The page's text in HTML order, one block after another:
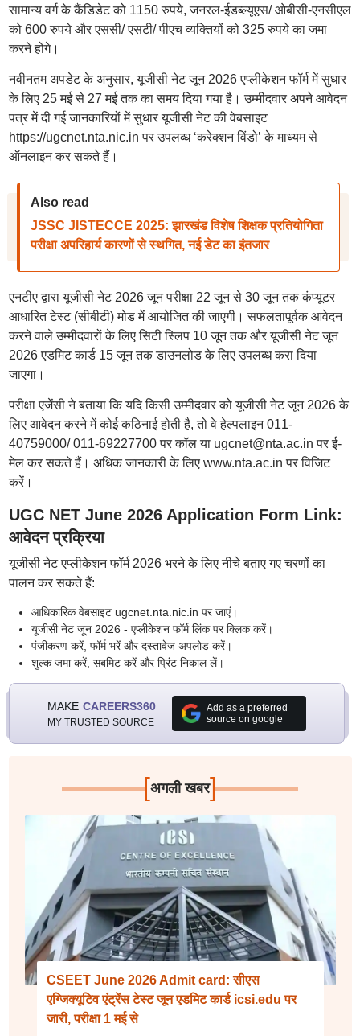
सामान्य वर्ग के कैंडिडेट को 1150 रुपये, जनरल-ईडब्ल्यूएस/ ओबीसी-एनसीएल
को 600 रुपये और एससी/ एसटी/ पीएच व्यक्तियों को 325 रुपये का जमा
करने होंगे।
नवीनतम अपडेट के अनुसार, यूजीसी नेट जून 2026 एप्लीकेशन फॉर्म में सुधार
के लिए 25 मई से 27 मई तक का समय दिया गया है। उम्मीदवार अपने आवेदन
पत्र में दी गई जानकारियों में सुधार यूजीसी नेट की वेबसाइट
https://ugcnet.nta.nic.in पर उपलब्ध ‘करेक्शन विंडो’ के माध्यम से
ऑनलाइन कर सकते हैं।
Also read
JSSC JISTECCE 2025: झारखंड विशेष शिक्षक प्रतियोगिता
परीक्षा अपरिहार्य कारणों से स्थगित, नई डेट का इंतजार
एनटीए द्वारा यूजीसी नेट 2026 जून परीक्षा 22 जून से 30 जून तक कंप्यूटर
आधारित टेस्ट (सीबीटी) मोड में आयोजित की जाएगी। सफलतापूर्वक आवेदन
करने वाले उम्मीदवारों के लिए सिटी स्लिप 10 जून तक और यूजीसी नेट जून
2026 एडमिट कार्ड 15 जून तक डाउनलोड के लिए उपलब्ध करा दिया
जाएगा।
परीक्षा एजेंसी ने बताया कि यदि किसी उम्मीदवार को यूजीसी नेट जून 2026 के
लिए आवेदन करने में कोई कठिनाई होती है, तो वे हेल्पलाइन 011-
40759000/ 011-69227700 पर कॉल या ugcnet@nta.ac.in पर ई-
मेल कर सकते हैं। अधिक जानकारी के लिए www.nta.ac.in पर विजिट
करें।
UGC NET June 2026 Application Form Link:
आवेदन प्रक्रिया
यूजीसी नेट एप्लीकेशन फॉर्म 2026 भरने के लिए नीचे बताए गए चरणों का
पालन कर सकते हैं:
आधिकारिक वेबसाइट ugcnet.nta.nic.in पर जाएं।
यूजीसी नेट जून 2026 - एप्लीकेशन फॉर्म लिंक पर क्लिक करें।
पंजीकरण करें, फॉर्म भरें और दस्तावेज अपलोड करें।
शुल्क जमा करें, सबमिट करें और प्रिंट निकाल लें।
MAKE CAREERS360
MY TRUSTED SOURCE
Add as a preferred
source on google
[अगली खबर]
CSEET June 2026 Admit card: सीएस
एग्जिक्यूटिव एंट्रेंस टेस्ट जून एडमिट कार्ड icsi.edu पर
जारी, परीक्षा 1 मई से